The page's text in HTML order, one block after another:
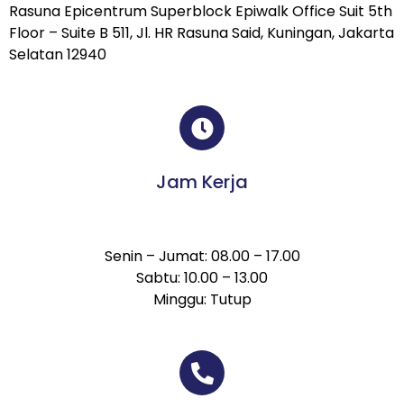
Rasuna Epicentrum Superblock Epiwalk Office Suit 5th
Floor – Suite B 511, Jl. HR Rasuna Said, Kuningan, Jakarta
Selatan 12940
Jam Kerja
Senin – Jumat: 08.00 – 17.00
Sabtu: 10.00 – 13.00
Minggu: Tutup